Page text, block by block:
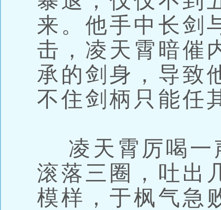
来。他手中长剑
击，凌天霄暗催
承的剑身，导致
不住剑柄只能任
凌天霄厉喝一
滚落三圈，吐出
模样，于枫气急